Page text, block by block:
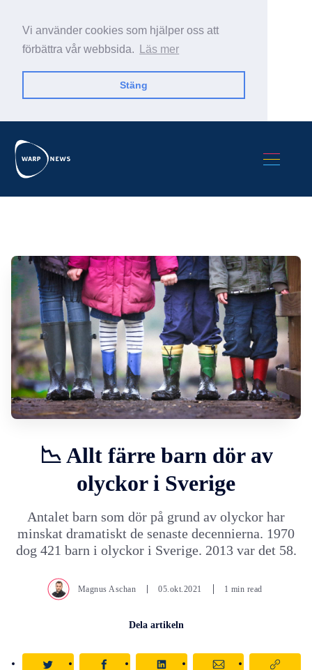
Vi använder cookies som hjälper oss att
förbättra vår webbsida.
Läs mer
Stäng
📉 Allt färre barn dör av
olyckor i Sverige
Antalet barn som dör på grund av olyckor har
minskat dramatiskt de senaste decennierna. 1970
dog 421 barn i olyckor i Sverige. 2013 var det 58.
Magnus Aschan 05.okt.2021 1 min read
Dela artikeln